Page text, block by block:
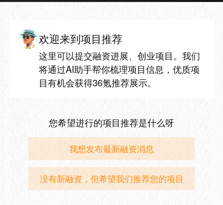
欢迎来到项目推荐
这里可以提交融资进展、创业项目。我们
将通过AI助手帮你梳理项目信息，优质项
目有机会获得36氪推荐展示。
您希望进行的项目推荐是什么呀
我想发布最新融资消息
没有新融资，但希望我们推荐您的项目